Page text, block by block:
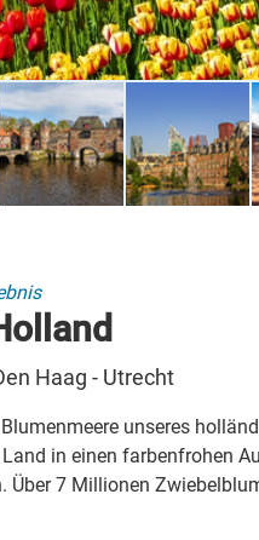
Haag - Utrecht
unseres
in einen farbenfrohen
Über 7 Millionen